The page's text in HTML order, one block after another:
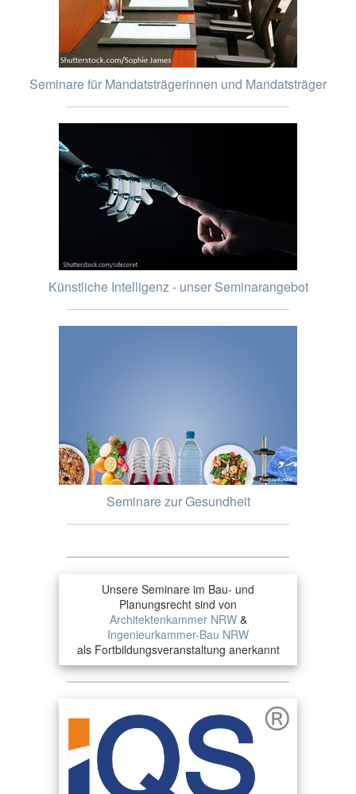
Seminare für Mandatsträgerinnen und Mandatsträger
Künstliche Intelligenz - unser Seminarangebot
Seminare zur Gesundheit
Unsere Seminare im Bau- und
Planungsrecht sind von
Architektenkammer NRW&
Ingenieurkammer-Bau NRW
als Fortbildungsveranstaltung anerkannt